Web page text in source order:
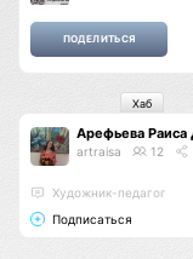
Арефьева Раиса
artraisa 12
Художник-педагог
Подписаться
Хаб